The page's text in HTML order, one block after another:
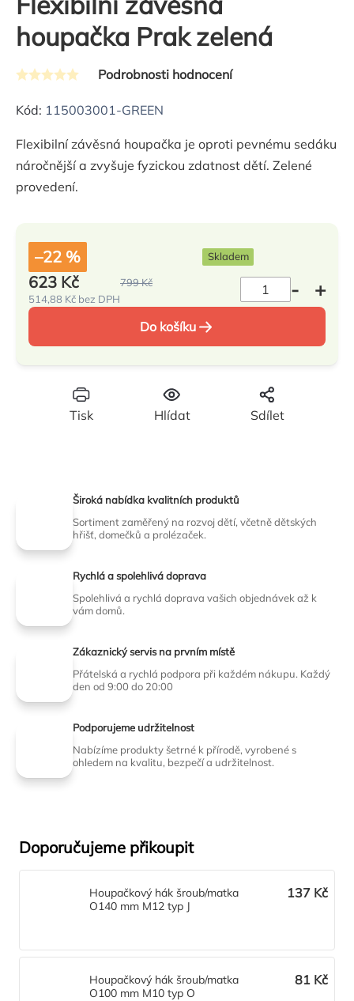
houpačka Prak zelená
Průměrné
hodnocení
je
0,0
z
Podrobnosti hodnocení
Kód: 115003001-GREEN
Flexibilní závěsná houpačka je oproti pevnému sedáku
náročnější a zvyšuje fyzickou zdatnost dětí. Zelené
provedení.
Tisk Hlídat Sdílet
–22 % Skladem
799 Kč
623 Kč
514,88 Kč bez DPH
cena:Do košíku
Široká nabídka kvalitních produktů
Sortiment zaměřený na rozvoj dětí, včetně dětských
hřišť, domečků a prolézaček.
Rychlá a spolehlivá doprava
Spolehlivá a rychlá doprava vašich objednávek až k
vám domů.
Zákaznický servis na prvním místě
Přátelská a rychlá podpora při každém nákupu. Každý
den od 9:00 do 20:00
Podporujeme udržitelnost
Nabízíme produkty šetrné k přírodě, vyrobené s
ohledem na kvalitu, bezpečí a udržitelnost.
Doporučujeme přikoupit
Houpačkový hák šroub/matka
O140 mm M12 typ J
137 Kč
Houpačkový hák šroub/matka
O100 mm M10 typ O
81 Kč